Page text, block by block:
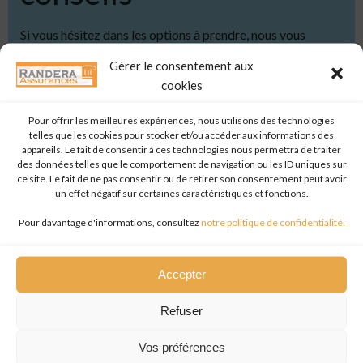
Gérer le consentement aux
cookies
Pour offrir les meilleures expériences, nous utilisons des technologies
telles que les cookies pour stocker et/ou accéder aux informations des
appareils. Le fait de consentir à ces technologies nous permettra de traiter
des données telles que le comportement de navigation ou les ID uniques sur
ce site. Le fait de ne pas consentir ou de retirer son consentement peut avoir
un effet négatif sur certaines caractéristiques et fonctions.
Pour davantage d'informations, consultez notre politique de confidentialité.
Accepter
Refuser
Vos préférences
Si vous hésitez dans les options à prendre, nous vous
assurances.
de vos besoins réels et vous aidera à souscrire aux
meilleures options.
Chez Randera Assurances, nous vous accompagnons
même dans la rédaction de votre constat en cas de sinistre
automobile.
En tant qu’assuré, il vous appartient d’être vigilant et de
veiller à ne pas être ni sur-assuré, ni sous-assuré.
Et si vous avez besoin de conseils complémentaires,